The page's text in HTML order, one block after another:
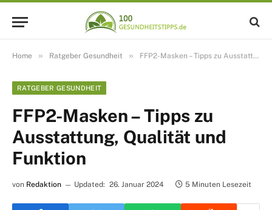
Home » Ratgeber Gesundheit » FFP2-Masken – Tipps zu Ausstattung, Qualität und Funktion
RATGEBER GESUNDHEIT
FFP2-Masken – Tipps zu
Ausstattung, Qualität und
Funktion
von Redaktion Updated: 26. Januar 2024 5 Minuten Lesezeit